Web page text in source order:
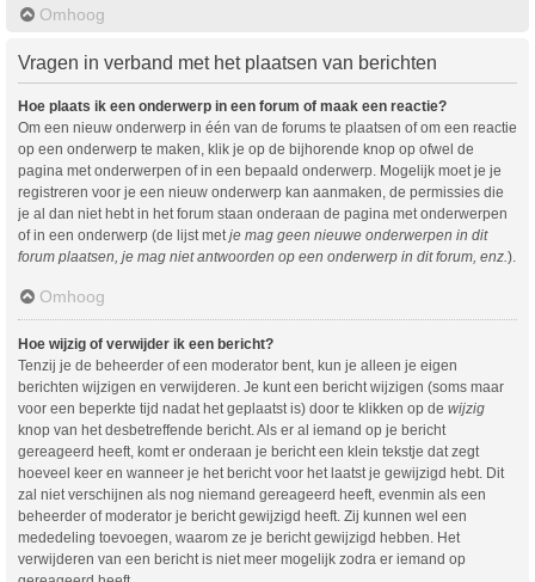
Omhoog
Vragen in verband met het plaatsen van berichten
Hoe plaats ik een onderwerp in een forum of maak een reactie?
Om een nieuw onderwerp in één van de forums te plaatsen of om een reactie
op een onderwerp te maken, klik je op de bijhorende knop op ofwel de
pagina met onderwerpen of in een bepaald onderwerp. Mogelijk moet je je
registreren voor je een nieuw onderwerp kan aanmaken, de permissies die
je al dan niet hebt in het forum staan onderaan de pagina met onderwerpen
of in een onderwerp (de lijst met je mag geen nieuwe onderwerpen in dit
forum plaatsen, je mag niet antwoorden op een onderwerp in dit forum, enz. ).
Omhoog
Hoe wijzig of verwijder ik een bericht?
Tenzij je de beheerder of een moderator bent, kun je alleen je eigen
berichten wijzigen en verwijderen. Je kunt een bericht wijzigen (soms maar
voor een beperkte tijd nadat het geplaatst is) door te klikken op de wijzig
knop van het desbetreffende bericht. Als er al iemand op je bericht
gereageerd heeft, komt er onderaan je bericht een klein tekstje dat zegt
hoeveel keer en wanneer je het bericht voor het laatst je gewijzigd hebt. Dit
zal niet verschijnen als nog niemand gereageerd heeft, evenmin als een
beheerder of moderator je bericht gewijzigd heeft. Zij kunnen wel een
mededeling toevoegen, waarom ze je bericht gewijzigd hebben. Het
verwijderen van een bericht is niet meer mogelijk zodra er iemand op